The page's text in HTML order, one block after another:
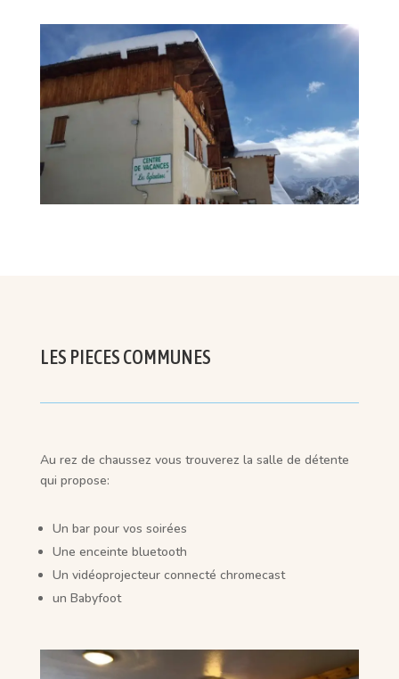
LES PIECES COMMUNES
Au rez de chaussez vous trouverez la salle de détente
qui propose:
Un bar pour vos soirées
Une enceinte bluetooth
Un vidéoprojecteur connecté chromecast
un Babyfoot